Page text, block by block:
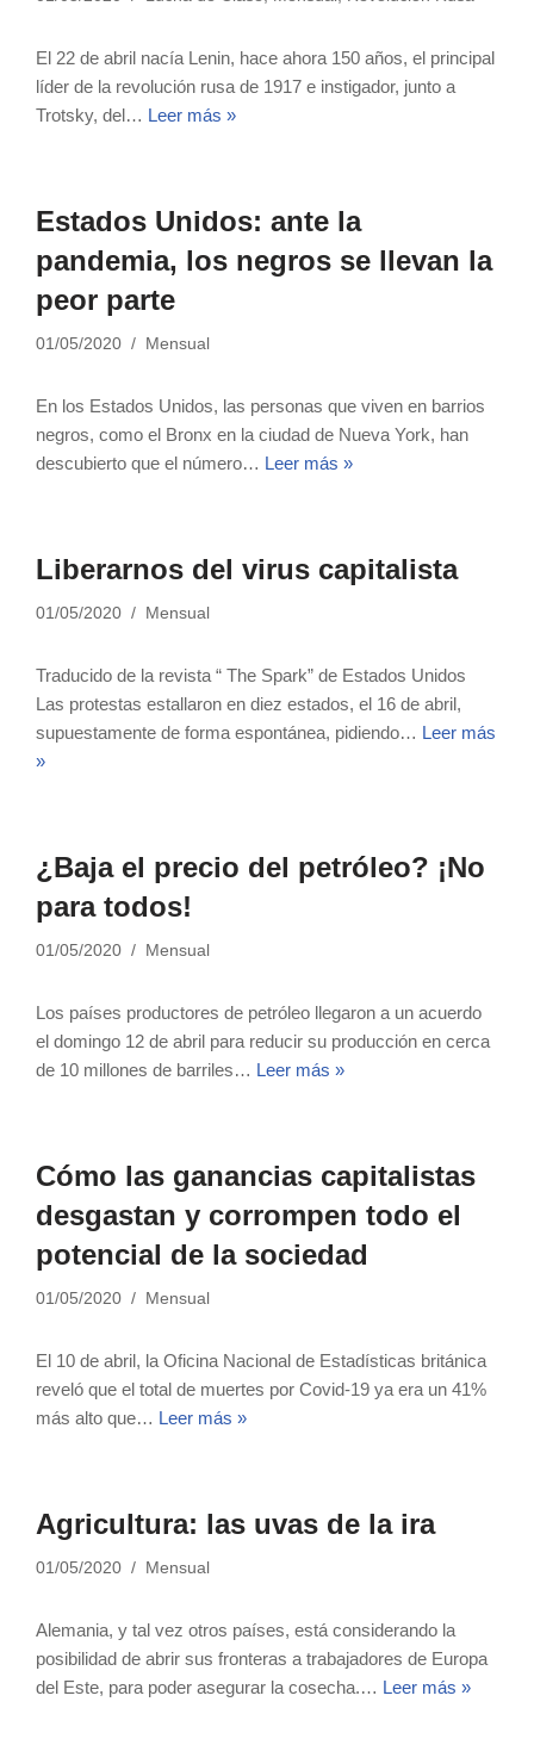
El 22 de abril nacía Lenin, hace ahora 150 años, el principal
líder de la revolución rusa de 1917 e instigador, junto a
Trotsky, del… Leer más »
Estados Unidos: ante la
pandemia, los negros se llevan la
peor parte
01/05/2020 Mensual
En los Estados Unidos, las personas que viven en barrios
negros, como el Bronx en la ciudad de Nueva York, han
descubierto que el número… Leer más »
Liberarnos del virus capitalista
01/05/2020 Mensual
Traducido de la revista “ The Spark” de Estados Unidos
Las protestas estallaron en diez estados, el 16 de abril,
supuestamente de forma espontánea, pidiendo… Leer más
»
¿Baja el precio del petróleo? ¡No
para todos!
01/05/2020 Mensual
Los países productores de petróleo llegaron a un acuerdo
el domingo 12 de abril para reducir su producción en cerca
de 10 millones de barriles… Leer más »
Cómo las ganancias capitalistas
desgastan y corrompen todo el
potencial de la sociedad
01/05/2020 Mensual
El 10 de abril, la Oficina Nacional de Estadísticas británica
reveló que el total de muertes por Covid-19 ya era un 41%
más alto que… Leer más »
Agricultura: las uvas de la ira
01/05/2020 Mensual
Alemania, y tal vez otros países, está considerando la
posibilidad de abrir sus fronteras a trabajadores de Europa
del Este, para poder asegurar la cosecha.… Leer más »